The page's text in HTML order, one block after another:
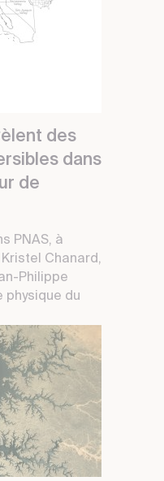
des
dans
de
PNAS, à
Chanard,
Philippe
physique du